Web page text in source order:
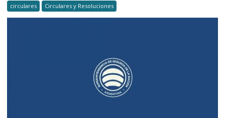
circulares Circulares y Resoluciones